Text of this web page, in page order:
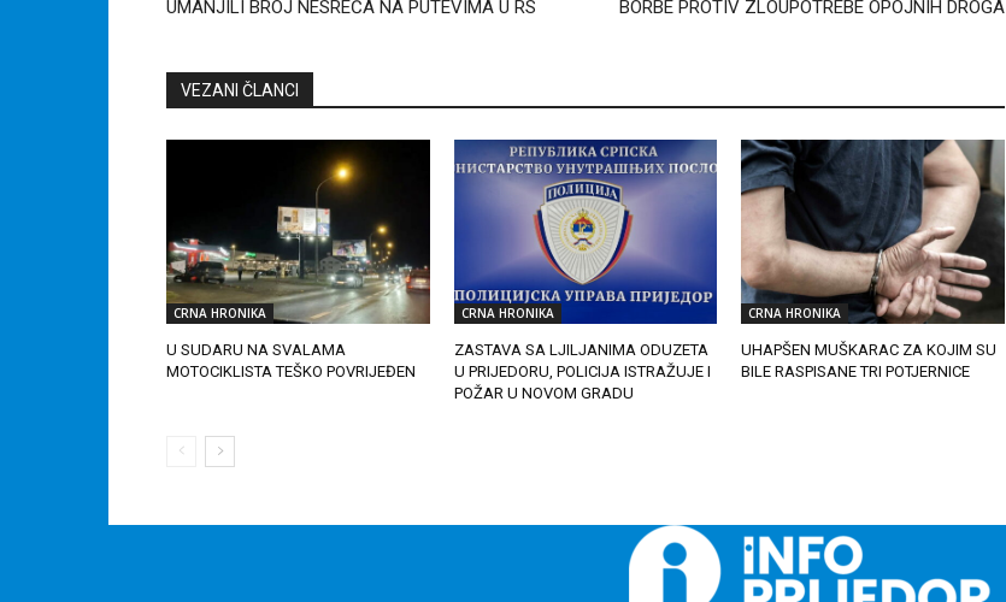
UMANJILI BROJ NESREĆA NA PUTEVIMA U RS
BORBE PROTIV ZLOUPOTREBE OPOJNIH DROGA
VEZANI ČLANCI
CRNA HRONIKA
U SUDARU NA SVALAMA
MOTOCIKLISTA TEŠKO POVRIJEĐEN
CRNA HRONIKA
ZASTAVA SA LJILJANIMA ODUZETA
U PRIJEDORU, POLICIJA ISTRAŽUJE I
POŽAR U NOVOM GRADU
CRNA HRONIKA
UHAPŠEN MUŠKARAC ZA KOJIM SU
BILE RASPISANE TRI POTJERNICE